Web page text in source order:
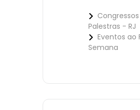
Palestras - RJ
Eventos ao
Semana